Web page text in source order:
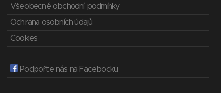
Všeobecné obchodní podmínky
Ochrana osobních údajů
Cookies
Podpořte nás na Facebooku